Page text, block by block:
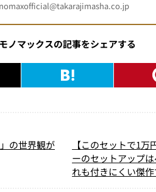
モノマックスの記事をシェアする
の世界観が
【このセットで1
ーのセットアップ
れも付きにくい傑